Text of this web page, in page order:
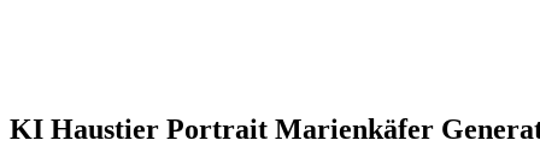
KI Haustier Portrait Marienkäfer